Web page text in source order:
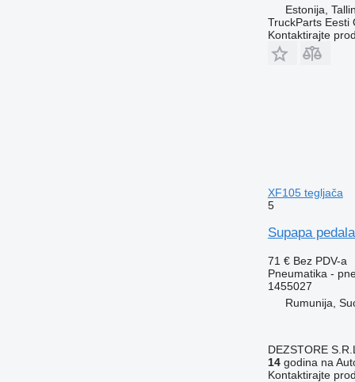
Estonija,
TruckParts Eesti
Kontaktirajte
XF105 tegljača
5
Supapa
71 € Bez PDV-a
Pneumatika -
1455027
Rumunija,
DEZSTORE S.R.L.
14godina na
Kontaktirajte